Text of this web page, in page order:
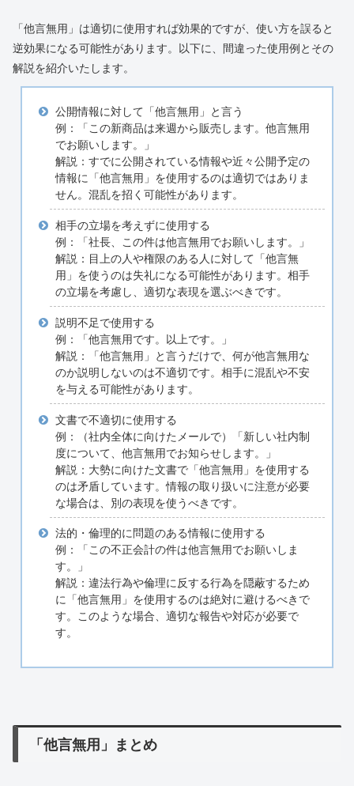
「他言無用」は適切に使用すれば効果的ですが、使い方を誤ると
逆効果になる可能性があります。以下に、間違った使用例とその
解説を紹介いたします。
公開情報に対して「他言無用」と言う
例：「この新商品は来週から販売します。他言無用
でお願いします。」
解説：すでに公開されている情報や近々公開予定の
情報に「他言無用」を使用するのは適切ではありま
せん。混乱を招く可能性があります。
相手の立場を考えずに使用する
例：「社長、この件は他言無用でお願いします。」
解説：目上の人や権限のある人に対して「他言無
用」を使うのは失礼になる可能性があります。相手
の立場を考慮し、適切な表現を選ぶべきです。
説明不足で使用する
例：「他言無用です。以上です。」
解説：「他言無用」と言うだけで、何が他言無用な
のか説明しないのは不適切です。相手に混乱や不安
を与える可能性があります。
文書で不適切に使用する
例：（社内全体に向けたメールで）「新しい社内制
度について、他言無用でお知らせします。」
解説：大勢に向けた文書で「他言無用」を使用する
のは矛盾しています。情報の取り扱いに注意が必要
な場合は、別の表現を使うべきです。
法的・倫理的に問題のある情報に使用する
例：「この不正会計の件は他言無用でお願いしま
す。」
解説：違法行為や倫理に反する行為を隠蔽するため
に「他言無用」を使用するのは絶対に避けるべきで
す。このような場合、適切な報告や対応が必要で
す。
「他言無用」まとめ